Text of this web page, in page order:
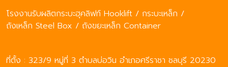
โรงงานรับผลิตกระบะฮุคลิฟท์ Hooklift / กระบะเหล็ก /
ถังเหล็ก Steel Box / ถังขยะเหล็ก Container
ที่ตั้ง : 323/9 หมู่ที่ 3 ตำบลบ่อวิน อำเภอศรีราชา ชลบุรี 20230